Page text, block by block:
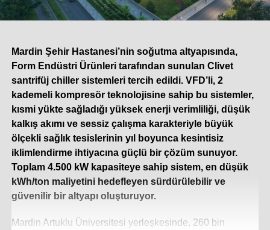
Mardin Şehir Hastanesi’nin soğutma altyapısında,
Form Endüstri Ürünleri tarafından sunulan Clivet
santrifüj chiller sistemleri tercih edildi. VFD’li, 2
kademeli kompresör teknolojisine sahip bu sistemler,
kısmi yükte sağladığı yüksek enerji verimliliği, düşük
kalkış akımı ve sessiz çalışma karakteriyle büyük
ölçekli sağlık tesislerinin yıl boyunca kesintisiz
iklimlendirme ihtiyacına güçlü bir çözüm sunuyor.
Toplam 4.500 kW kapasiteye sahip sistem, en düşük
kWh/ton maliyetini hedefleyen sürdürülebilir ve
güvenilir bir altyapı oluşturuyor.
Mardin Artuklu Üniversitesi yerleşkesinde, 260 bin